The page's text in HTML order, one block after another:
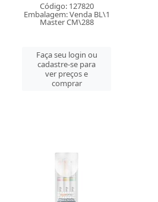
Código: 127820
Embalagem: Venda BL\1
Master CM\288
Faça seu login ou
cadastre-se para
ver preços e
comprar